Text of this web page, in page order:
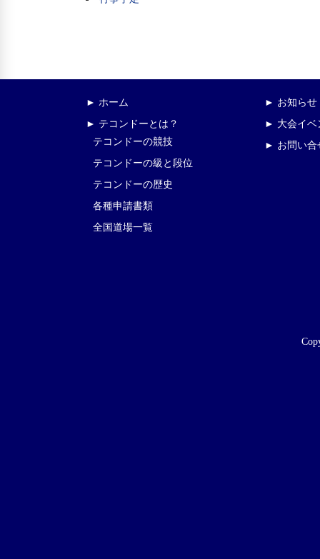
► ホーム
► テコンドーとは？
テコンドーの競技
テコンドーの級と段位
テコンドーの歴史
各種申請書類
全国道場一覧
► お知らせ
► 大会イベ
► お問い合